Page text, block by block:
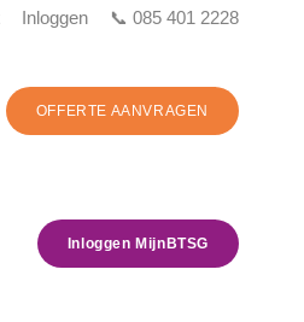
Inloggen 📞 085 401 2228
OFFERTE AANVRAGEN
Inloggen MijnBTSG